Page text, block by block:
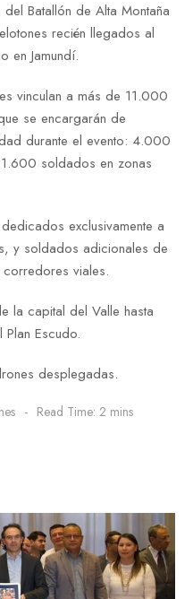
Batallón de Alta Montaña
recién llegados al
en Jamundí.
vinculan a más de 11.000
se encargarán de
durante el evento: 4.000
soldados en zonas
exclusivamente a
y soldados adicionales de
viales.
la capital del Valle hasta
Escudo.
desplegadas.
Read Time: 2 mins